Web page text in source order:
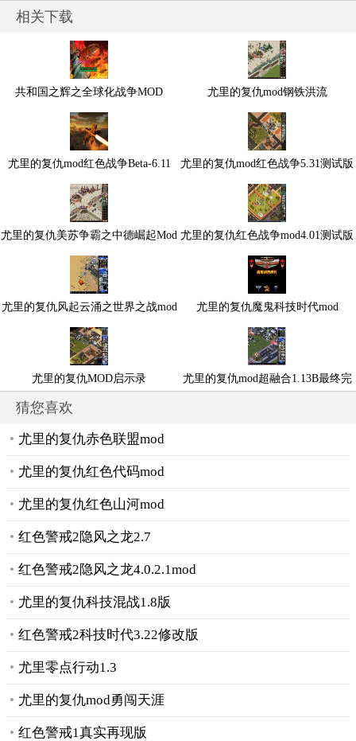
相关下载
共和国之辉之全球化战争MOD 尤里的复仇mod钢铁洪流
尤里的复仇mod红色战争Beta-6.11 尤里的复仇mod红色战争5.31测试版
尤里的复仇美苏争霸之中德崛起Mod 尤里的复仇红色战争mod4.01测试版
尤里的复仇风起云涌之世界之战mod 尤里的复仇魔鬼科技时代mod
尤里的复仇MOD启示录
尤里的复仇mod超融合1.13B最终完
猜您喜欢
尤里的复仇赤色联盟mod
尤里的复仇红色代码mod
尤里的复仇红色山河mod
红色警戒2隐风之龙2.7
红色警戒2隐风之龙4.0.2.1mod
尤里的复仇科技混战1.8版
红色警戒2科技时代3.22修改版
尤里零点行动1.3
尤里的复仇mod勇闯天涯
红色警戒1真实再现版